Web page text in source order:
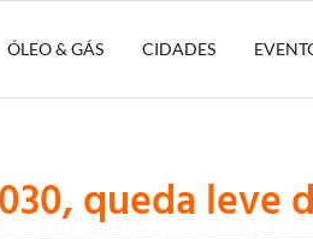
ÓLEO & GÁS CIDADES
queda leve